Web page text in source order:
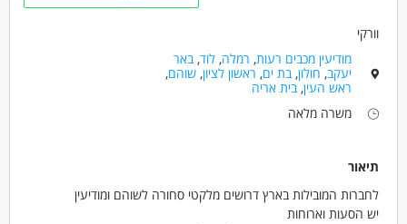
וורקי
מודיעין מכבים רעות, רמלה,לוד,באר
יעקב, חולון,בת ים, ראשון לציון,שוהם,
ראש העין,בית אריה
משרה מלאה
תיאור
לחברות המובילות בארץ דרושים מלקטי סחורה לשוהם ומודיעין
יש הסעות וארוחות